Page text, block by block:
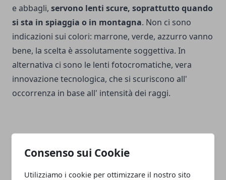
Consenso sui Cookie
Utilizziamo i cookie per ottimizzare il nostro sito
e abbagli, servono lenti scure, soprattutto quando
si sta in spiaggia o in montagna. Non ci sono
indicazioni sui colori: marrone, verde, azzurro vanno
bene, la scelta è assolutamente soggettiva. In
alternativa ci sono le lenti fotocromatiche, vera
innovazione tecnologica, che si scuriscono all'
occorrenza in base all' intensità dei raggi.
Facebook
TwitterWhatsapp